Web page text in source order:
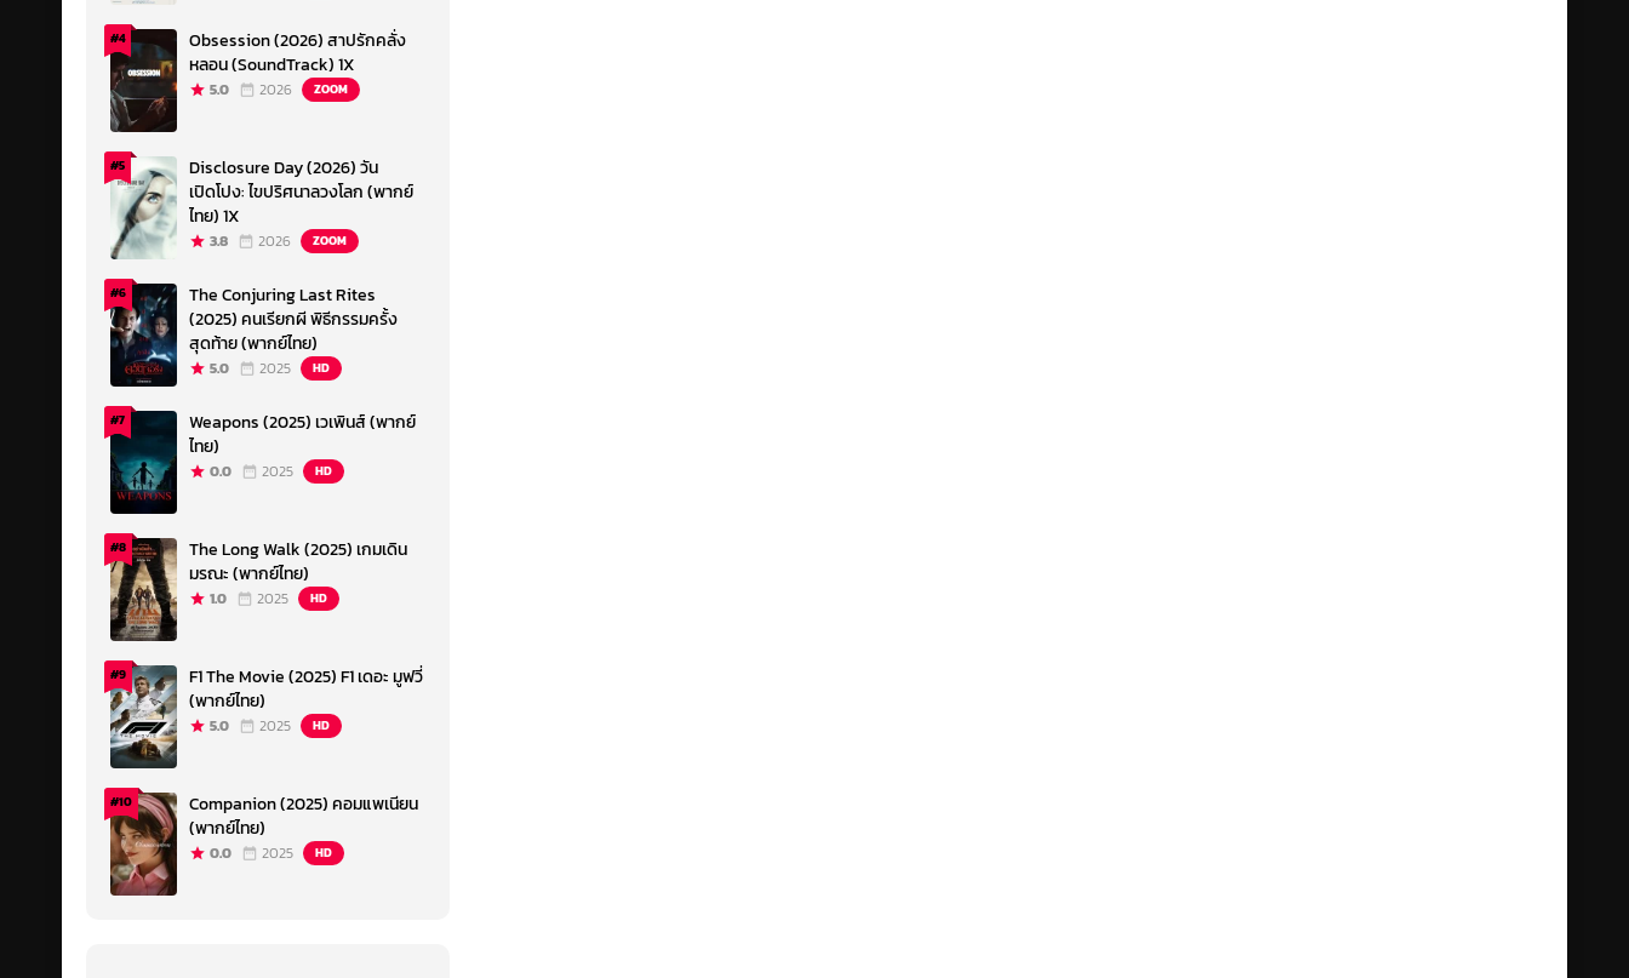
#4
Obsession (2026) สาปรักคลั่ง
หลอน (SoundTrack) 1X
5.0 2026 ZOOM
#5
Disclosure Day (2026) วัน
เปิดโปง: ไขปริศนาลวงโลก (พากย์
ไทย) 1X
3.8 2026 ZOOM
#6
The Conjuring Last Rites
(2025) คนเรียกผี พิธีกรรมครั้ง
สุดท้าย (พากย์ไทย)
5.0 2025 HD
#7
Weapons (2025) เวเพินส์ (พากย์
ไทย)
0.0 2025 HD
#8
The Long Walk (2025) เกมเดิน
มรณะ (พากย์ไทย)
1.0 2025 HD
#9
F1 The Movie (2025) F1 เดอะ มูฟวี่
(พากย์ไทย)
5.0 2025 HD
#10
Companion (2025) คอมแพเนียน
(พากย์ไทย)
0.0 2025 HD